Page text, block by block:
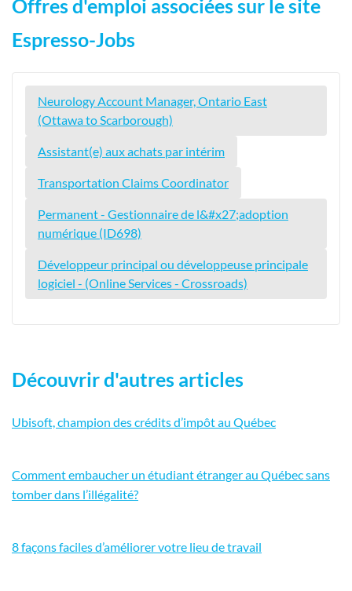
Offres d'emploi associées sur le site
Espresso-Jobs
Neurology Account Manager, Ontario East
(Ottawa to Scarborough)
Assistant(e) aux achats par intérim
Transportation Claims Coordinator
Permanent - Gestionnaire de l&#x27;adoption
numérique (ID698)
Développeur principal ou développeuse principale
logiciel - (Online Services - Crossroads)
Découvrir d'autres articles
Ubisoft, champion des crédits d’impôt au Québec
Comment embaucher un étudiant étranger au Québec sans
tomber dans l’illégalité?
8 façons faciles d’améliorer votre lieu de travail